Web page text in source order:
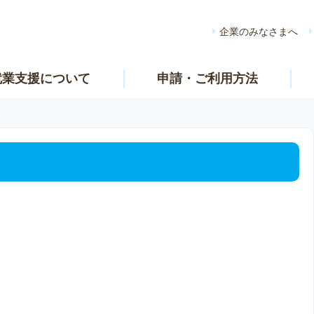
企業のみなさまへ
支援について 申請・ご利用方法